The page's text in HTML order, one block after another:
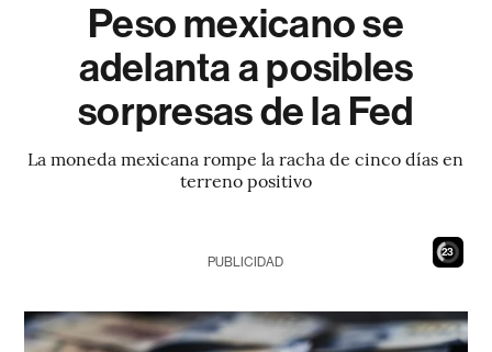
Peso mexicano se
adelanta a posibles
sorpresas de la Fed
La moneda mexicana rompe la racha de cinco días en
terreno positivo
21
PUBLICIDAD